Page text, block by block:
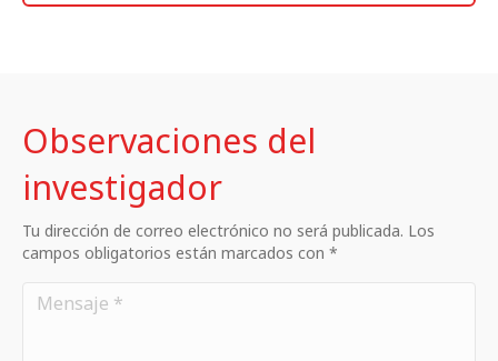
Observaciones del
investigador
Tu dirección de correo electrónico no será publicada. Los
campos obligatorios están marcados con *